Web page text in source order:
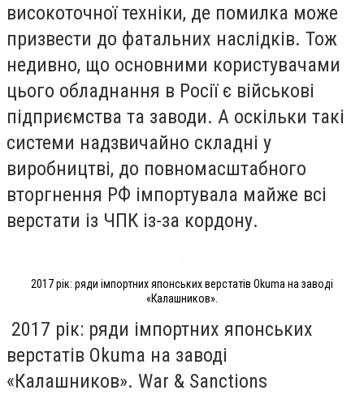
високоточної техніки, де помилка може
призвести до фатальних наслідків. Тож
недивно, що основними користувачами
цього обладнання в Росії є військові
підприємства та заводи. А оскільки такі
системи надзвичайно складні у
виробництві, до повномасштабного
вторгнення РФ імпортувала майже всі
верстати із ЧПК із-за кордону.
2017 рік: ряди імпортних японських верстатів Okuma на заводі
«Калашников».
2017 рік: ряди імпортних японських
верстатів Okuma на заводі
«Калашников». War & Sanctions